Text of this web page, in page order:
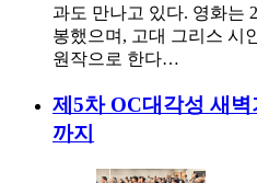
과도 만나고 있다. 영화는
봉했으며, 고대 그리스 시
원작으로 한다…
제5차 OC대각성 새
까지